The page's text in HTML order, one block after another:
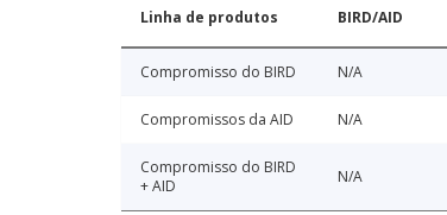
Linha de produtos BIRD/AID
Compromisso do BIRD N/A
Compromissos da AID N/A
Compromisso do BIRD
+ AID
N/A